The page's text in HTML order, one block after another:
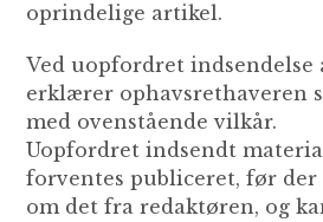
oprindelige artikel.
Ved uopfordret indsendelse
erklærer ophavsrethaveren
med ovenstående vilkår.
Uopfordret indsendt
forventes publiceret, før
om det fra redaktøren, og